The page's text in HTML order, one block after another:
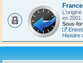
en 2001
Sous-
Histoire